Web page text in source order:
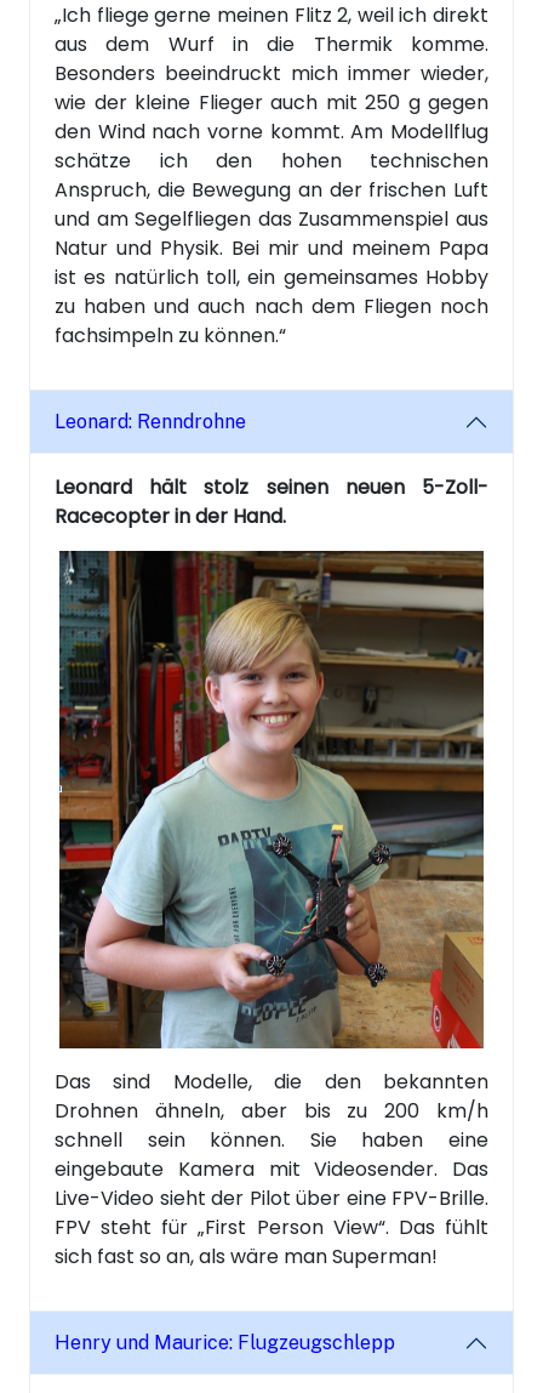
„Ich fliege gerne meinen Flitz 2, weil ich direkt
aus dem Wurf in die Thermik komme.
Besonders beeindruckt mich immer wieder,
wie der kleine Flieger auch mit 250 g gegen
den Wind nach vorne kommt. Am Modellflug
schätze ich den hohen technischen
Anspruch, die Bewegung an der frischen Luft
und am Segelfliegen das Zusammenspiel aus
Natur und Physik. Bei mir und meinem Papa
ist es natürlich toll, ein gemeinsames Hobby
zu haben und auch nach dem Fliegen noch
fachsimpeln zu können.“
Leonard: Renndrohne
Leonard hält stolz seinen neuen 5-Zoll-
Racecopter in der Hand.
Das sind Modelle, die den bekannten
Drohnen ähneln, aber bis zu 200 km/h
schnell sein können. Sie haben eine
eingebaute Kamera mit Videosender. Das
Live-Video sieht der Pilot über eine FPV-Brille.
FPV steht für „First Person View“. Das fühlt
sich fast so an, als wäre man Superman!
Henry und Maurice: Flugzeugschlepp